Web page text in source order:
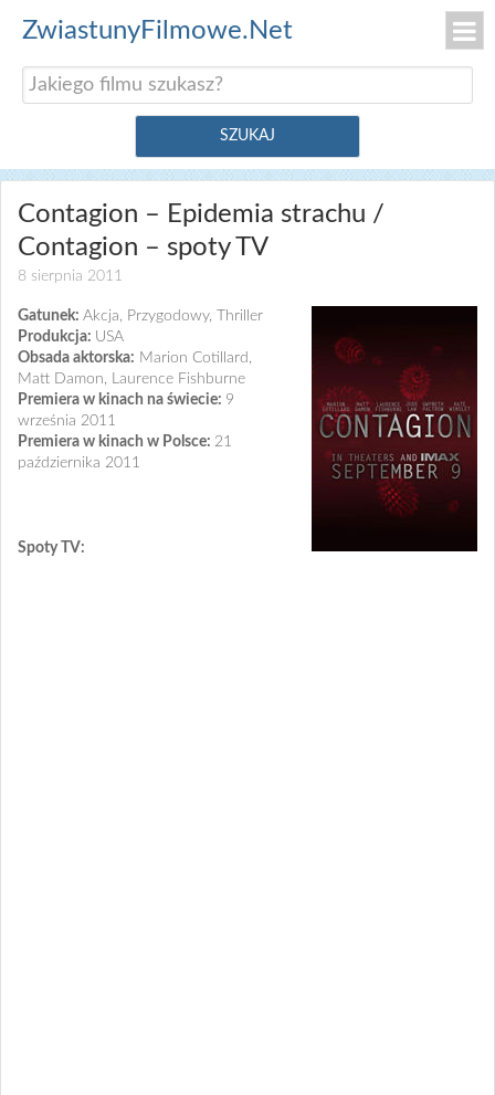
ZwiastunyFilmowe.Net
Contagion – Epidemia strachu /
Contagion – spoty TV
8 sierpnia 2011
Gatunek: Akcja, Przygodowy, Thriller
Produkcja: USA
Obsada aktorska: Marion Cotillard,
Matt Damon, Laurence Fishburne
Premiera w kinach na świecie: 9
września 2011
Premiera w kinach w Polsce: 21
października 2011
Spoty TV: